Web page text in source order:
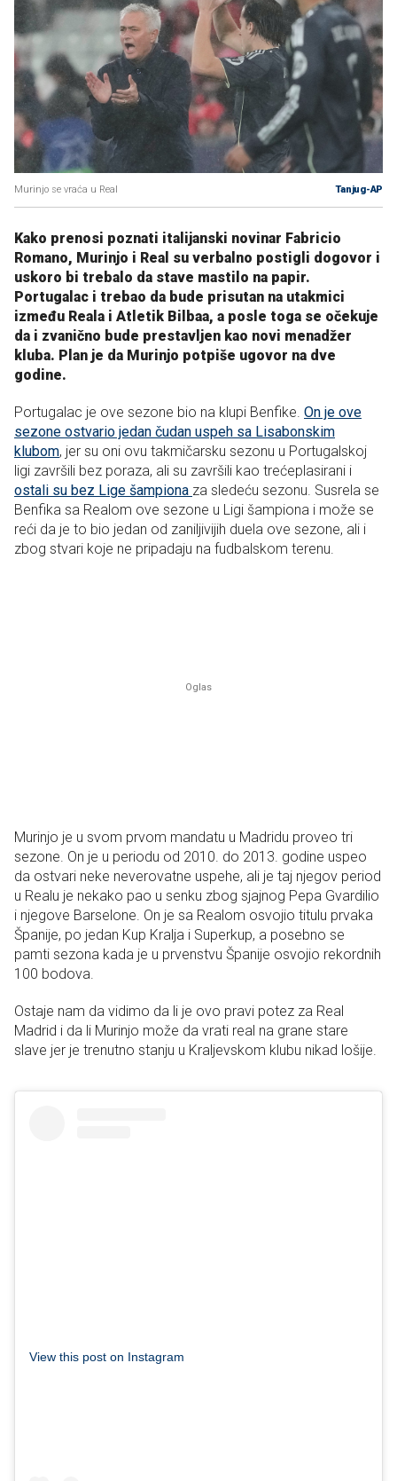
Murinjo se vraća u Real Tanjug-AP
Kako prenosi poznati italijanski novinar Fabricio
Romano, Murinjo i Real su verbalno postigli dogovor i
uskoro bi trebalo da stave mastilo na papir.
Portugalac i trebao da bude prisutan na utakmici
između Reala i Atletik Bilbaa, a posle toga se očekuje
da i zvanično bude prestavljen kao novi menadžer
kluba. Plan je da Murinjo potpiše ugovor na dve
godine.
Portugalac je ove sezone bio na klupi Benfike. On je ove
sezone ostvario jedan čudan uspeh sa Lisabonskim
klubom, jer su oni ovu takmičarsku sezonu u Portugalskoj
ligi završili bez poraza, ali su završili kao trećeplasirani i
ostali su bez Lige šampiona za sledeću sezonu. Susrela se
Benfika sa Realom ove sezone u Ligi šampiona i može se
reći da je to bio jedan od zaniljivijih duela ove sezone, ali i
zbog stvari koje ne pripadaju na fudbalskom terenu.
Murinjo je u svom prvom mandatu u Madridu proveo tri
sezone. On je u periodu od 2010. do 2013. godine uspeo
da ostvari neke neverovatne uspehe, ali je taj njegov period
u Realu je nekako pao u senku zbog sjajnog Pepa Gvardilio
i njegove Barselone. On je sa Realom osvojio titulu prvaka
Španije, po jedan Kup Kralja i Superkup, a posebno se
pamti sezona kada je u prvenstvu Španije osvojio rekordnih
100 bodova.
Ostaje nam da vidimo da li je ovo pravi potez za Real
Madrid i da li Murinjo može da vrati real na grane stare
slave jer je trenutno stanju u Kraljevskom klubu nikad lošije.
View this post on Instagram